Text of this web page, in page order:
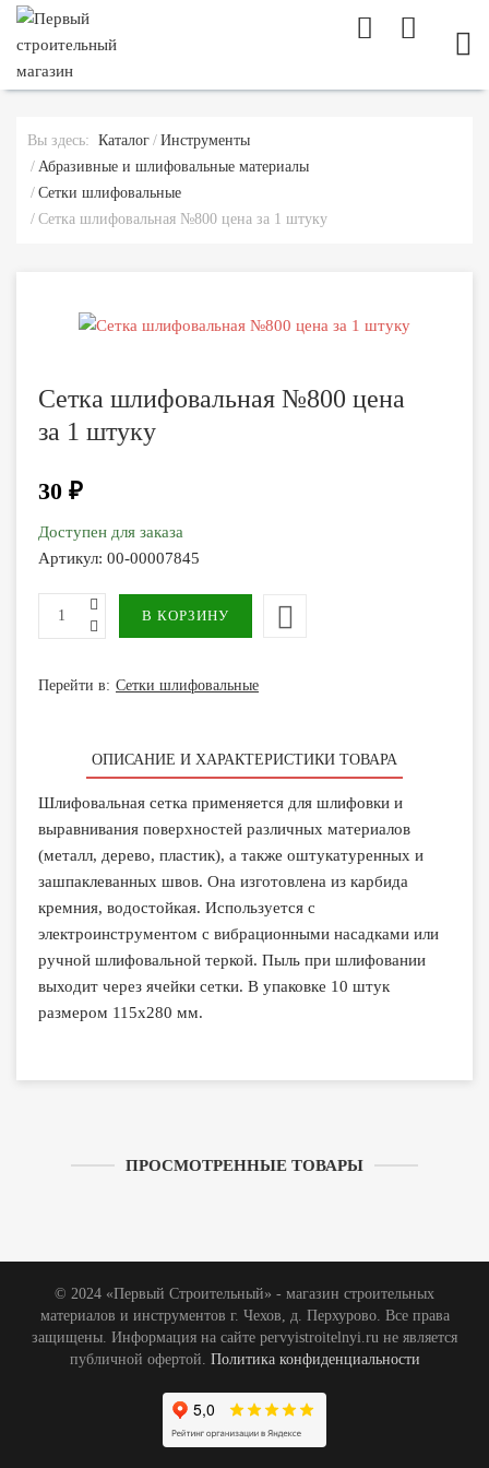
Вы здесь: Каталог
Инструменты
Абразивные и шлифовальные материалы
Сетки шлифовальные
Сетка шлифовальная №800 цена за 1 штуку
Сетка шлифовальная №800 цена
за 1 штуку
30 ₽
Доступен для заказа
Артикул: 00-00007845
Перейти в: Сетки шлифовальные
ОПИСАНИЕ И ХАРАКТЕРИСТИКИ ТОВАРА
Шлифовальная сетка применяется для шлифовки и
выравнивания поверхностей различных материалов
(металл, дерево, пластик), а также оштукатуренных и
зашпаклеванных швов. Она изготовлена из карбида
кремния, водостойкая. Используется с
электроинструментом с вибрационными насадками или
ручной шлифовальной теркой. Пыль при шлифовании
выходит через ячейки сетки. В упаковке 10 штук
размером 115х280 мм.
ПРОСМОТРЕННЫЕ ТОВАРЫ
© 2024 «Первый Строительный» - магазин строительных
материалов и инструментов г. Чехов, д. Перхурово. Все права
защищены. Информация на сайте pervyistroitelnyi.ru не является
публичной офертой. Политика конфиденциальности